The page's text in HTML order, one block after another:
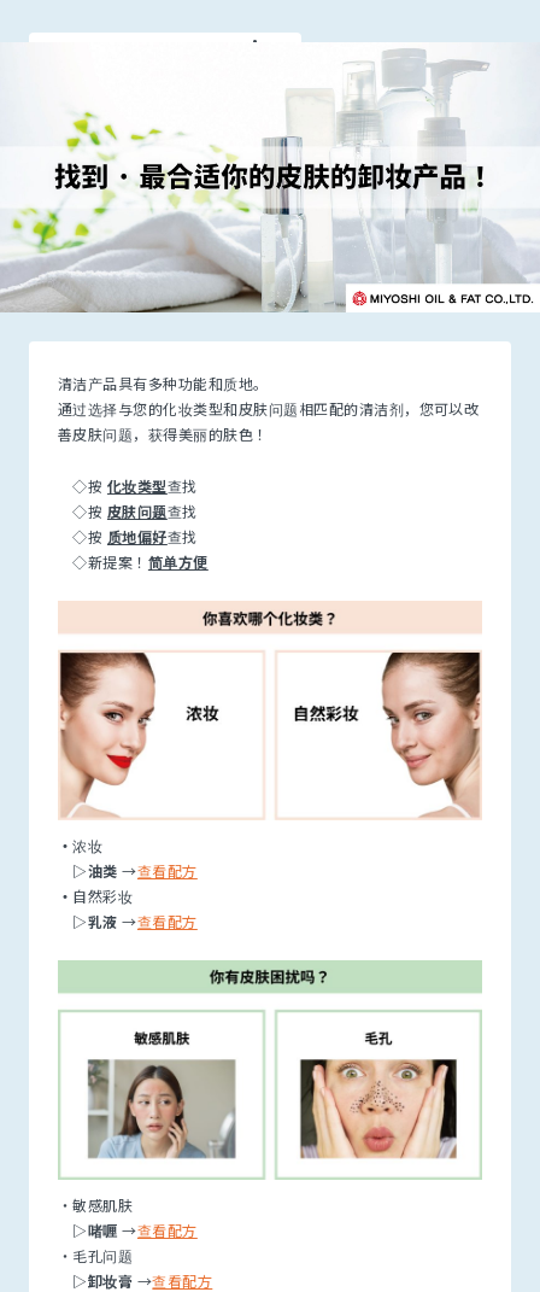
M-FINEOIL series
清洁产品具有多种功能和质地。
通过选择与您的化妆类型和皮肤问题相匹配的清洁剂，您可以改
善皮肤问题，获得美丽的肤色！
◇按 化妆类型查找
◇按 皮肤问题查找
◇按 质地偏好查找
◇新提案！ 简单方便
・浓妆
▷油类 →查看配方
・ 自然彩妆
▷乳液 →查看配方
・敏感肌肤
▷啫喱 →查看配方
・毛孔问题
▷卸妆膏 →查看配方